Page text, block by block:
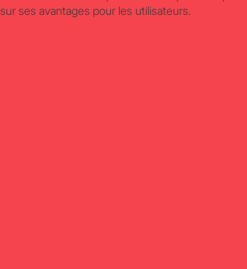
ses avantages pour les utilisateurs.